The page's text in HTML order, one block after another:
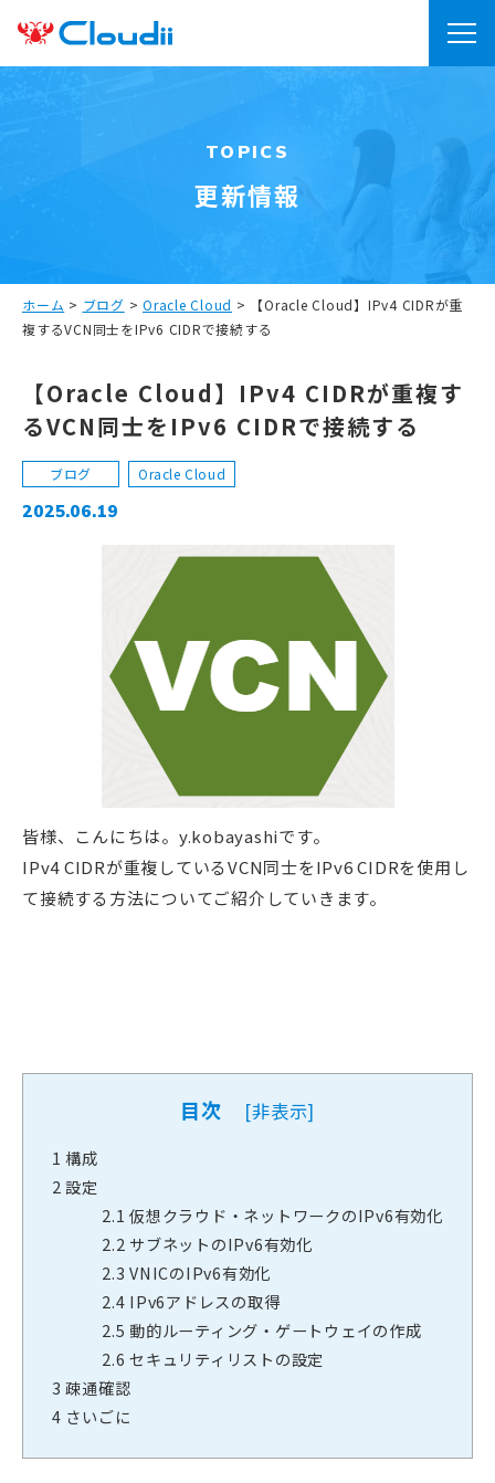
TOPICS
更新情報
ホーム > ブログ > Oracle Cloud >
【Oracle Cloud】IPv4 CIDRが重
複するVCN同士をIPv6 CIDRで接続する
【Oracle Cloud】IPv4 CIDRが重複す
るVCN同士をIPv6 CIDRで接続する
ブログ Oracle Cloud
2025.06.19
皆様、こんにちは。y.kobayashiです。
IPv4 CIDRが重複しているVCN同士をIPv6 CIDRを使用し
て接続する方法についてご紹介していきます。
目次 [非表示]
1 構成
2設定
2.1 仮想クラウド・ネットワークのIPv6有効化
2.2 サブネットのIPv6有効化
2.3 VNICのIPv6有効化
2.4 IPv6アドレスの取得
2.5 動的ルーティング・ゲートウェイの作成
2.6 セキュリティリストの設定
3 疎通確認
4 さいごに